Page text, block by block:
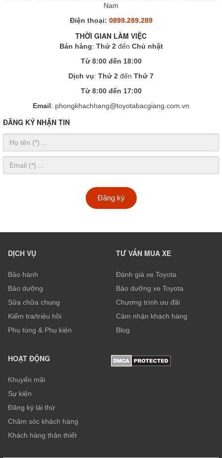
Nam
Điện thoại: 0899.289.289
THỜI GIAN LÀM VIỆC
Bán hàng: Thứ 2đến Chủ nhật
Từ 8:00 đến 18:00
Dịch vụ: Thứ 2 đến Thứ 7
Từ 8:00 đến 17:00
Email: phongkhachhang@toyotabacgiang.com.vn
ĐĂNG KÝ NHẬN TIN
Đăng ký
DỊCH VỤ
Bảo hành
Bảo dưỡng
Sữa chữa chung
Kiểm tra/triệu hồi
Phụ tùng & Phụ kiện
TƯ VẤN MUA XE
Đánh giá xe Toyota
Bảo dưỡng xe Toyota
Chương trình ưu đãi
Cảm nhận khách hàng
Blog
HOẠT ĐỘNG
Khuyến mãi
Sự kiện
Đăng ký lái thử
Chăm sóc khách hàng
Khách hàng thân thiết